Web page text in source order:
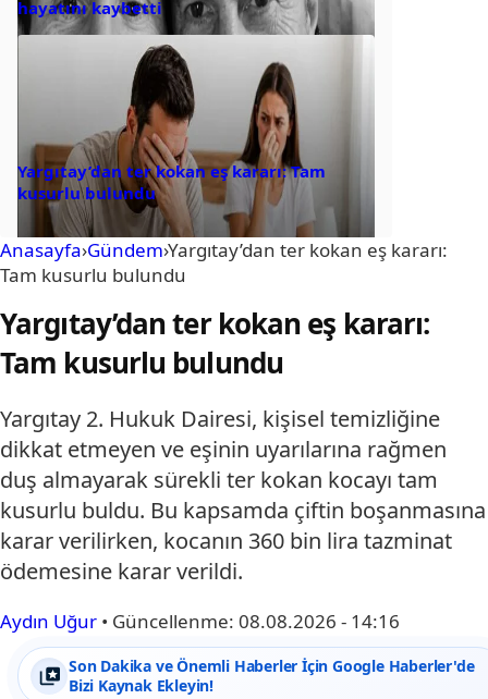
hayatını kaybetti
Yargıtay’dan ter kokan eş kararı: Tam
kusurlu bulundu
Anasayfa›Gündem›Yargıtay’dan ter kokan eş kararı:
Tam kusurlu bulundu
Yargıtay’dan ter kokan eş kararı:
Tam kusurlu bulundu
Yargıtay 2. Hukuk Dairesi, kişisel temizliğine
dikkat etmeyen ve eşinin uyarılarına rağmen
duş almayarak sürekli ter kokan kocayı tam
kusurlu buldu. Bu kapsamda çiftin boşanmasına
karar verilirken, kocanın 360 bin lira tazminat
ödemesine karar verildi.
Aydın Uğur • Güncellenme: 08.08.2026 - 14:16
Son Dakika ve Önemli Haberler İçin Google Haberler'de
Bizi Kaynak Ekleyin!